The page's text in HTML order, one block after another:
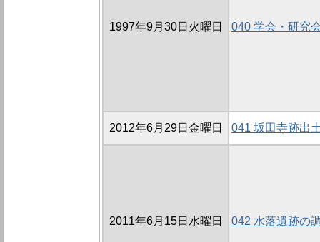
1997年9月30日火曜日 040 学会・研究
2012年6月29日金曜日 041 坂田寺跡出
2011年6月15日水曜日 042 水落遺跡の